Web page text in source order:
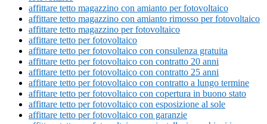
affittare tetto magazzino con amianto per fotovoltaico
affittare tetto magazzino con amianto rimosso per fotovoltaico
affittare tetto magazzino per fotovoltaico
affittare tetto per fotovoltaico
affittare tetto per fotovoltaico con consulenza gratuita
affittare tetto per fotovoltaico con contratto 20 anni
affittare tetto per fotovoltaico con contratto 25 anni
affittare tetto per fotovoltaico con contratto a lungo termine
affittare tetto per fotovoltaico con copertura in buono stato
affittare tetto per fotovoltaico con esposizione al sole
affittare tetto per fotovoltaico con garanzie